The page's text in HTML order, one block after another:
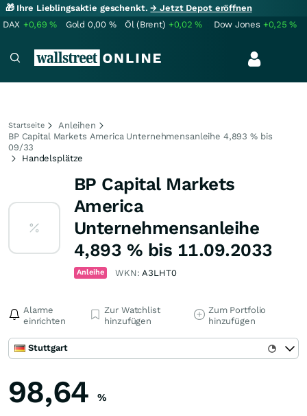
🎁 Ihre Lieblingsaktie geschenkt.→ Jetzt Depot eröffnen
DAX +0,69% Gold 0,00 % Öl (Brent) +0,02% Dow Jones +0,25%
Startseite
Anleihen
BP Capital Markets America Unternehmensanleihe 4,893 % bis
09/33
Handelsplätze
BP Capital Markets
America
Unternehmensanleihe
4,893 % bis 11.09.2033
Anleihe WKN:A3LHT0
Alarme
einrichten
Zur Watchlist
hinzufügen
Zum Portfolio
hinzufügen
Stuttgart
98,64 %